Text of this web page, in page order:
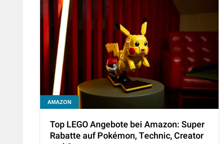
AMAZON
Top LEGO Angebote bei Amazon: Super
Rabatte auf Pokémon, Technic, Creator